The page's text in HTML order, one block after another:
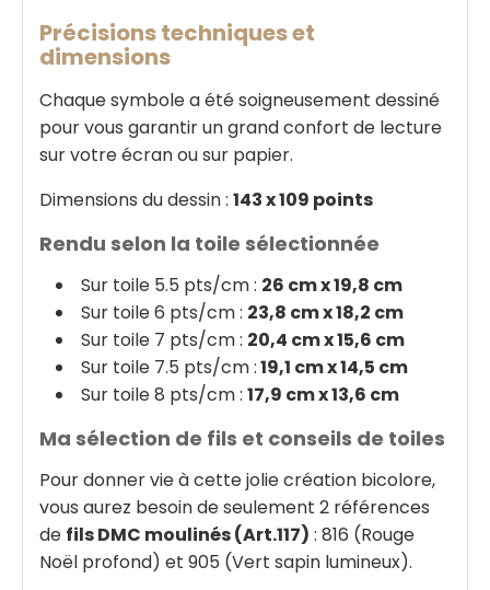
Précisions techniques et
dimensions
Chaque symbole a été soigneusement dessiné
pour vous garantir un grand confort de lecture
sur votre écran ou sur papier.
Dimensions du dessin : 143 x 109 points
Rendu selon la toile sélectionnée
Sur toile 5.5 pts/cm : 26 cm x 19,8 cm
Sur toile 6 pts/cm : 23,8 cm x 18,2 cm
Sur toile 7 pts/cm : 20,4 cm x 15,6 cm
Sur toile 7.5 pts/cm :19,1 cm x 14,5 cm
Sur toile 8 pts/cm : 17,9 cm x 13,6 cm
Ma sélection de fils et conseils de toiles
Pour donner vie à cette jolie création bicolore,
vous aurez besoin de seulement 2 références
de fils DMC moulinés (Art.117) : 816 (Rouge
Noël profond) et 905 (Vert sapin lumineux).